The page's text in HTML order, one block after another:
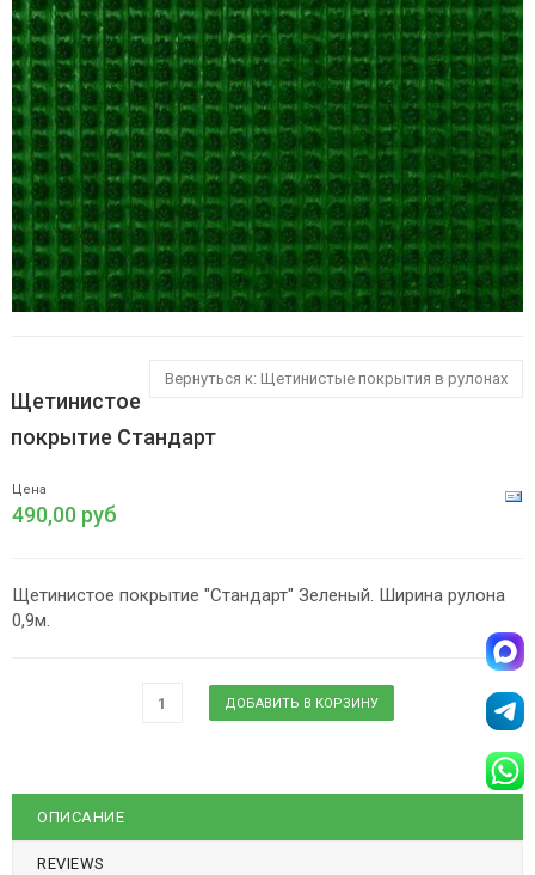
Вернуться к: Щетинистые покрытия в рулонах
Щетинистое
покрытие Стандарт
Цена
490,00 руб
Щетинистое покрытие "Стандарт" Зеленый. Ширина рулона
0,9м.
ОПИСАНИЕ
REVIEWS